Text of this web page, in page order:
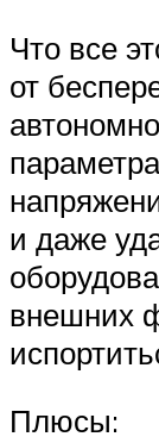
Что все
от
и даже
внешних
Плюсы: